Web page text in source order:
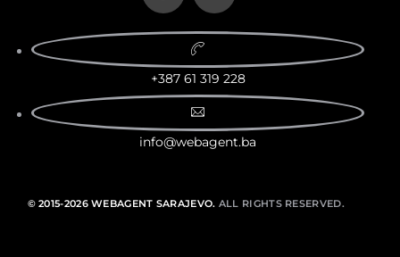
+387 61 319 228
info@webagent.ba
© 2015-2026 WEBAGENT SARAJEVO. ALL RIGHTS RESERVED.